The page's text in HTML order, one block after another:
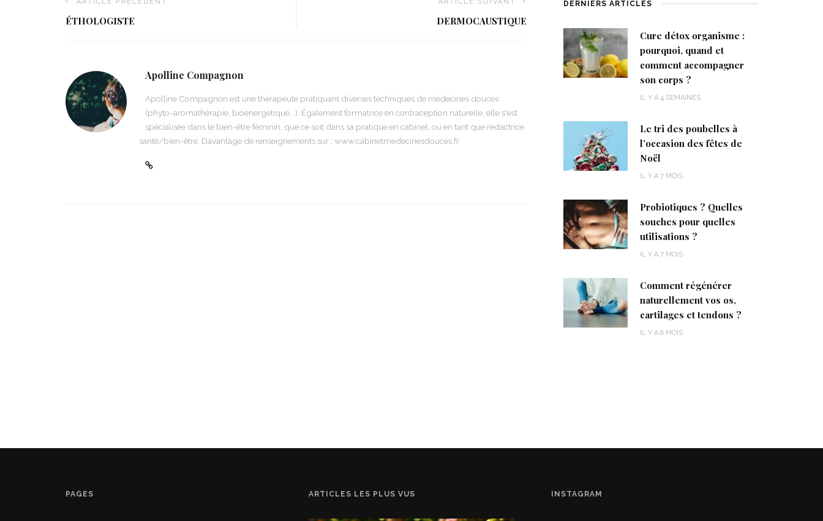
ARTICLE PRÉCÉDENT
ÉTHOLOGISTE
ARTICLE SUIVANT
DERMOCAUSTIQUE
Apolline Compagnon
Apolline Compagnon est une thérapeute pratiquant diverses techniques de médecines douces
(phyto-aromathérapie, bioénergétique...). Également formatrice en contraception naturelle, elle s'est
spécialisée dans le bien-être féminin, que ce soit dans sa pratique en cabinet, ou en tant que rédactrice
santé/bien-être. Davantage de renseignements sur : www.cabinetmedecinesdouces.fr
DERNIERS ARTICLES
Cure détox organisme :
pourquoi, quand et
comment accompagner
son corps ?
IL Y A 4 SEMAINES
Le tri des poubelles à
l’occasion des fêtes de
Noël
IL Y A 7 MOIS
Probiotiques ? Quelles
souches pour quelles
utilisations ?
IL Y A 7 MOIS
Comment régénérer
naturellement vos os,
cartilages et tendons ?
IL Y A 8 MOIS
PAGES ARTICLES LES PLUS VUS INSTAGRAM